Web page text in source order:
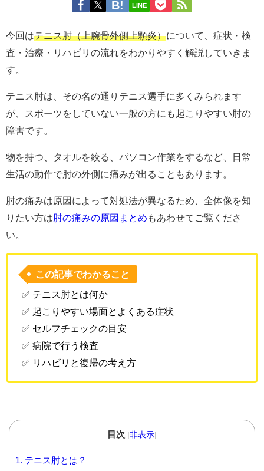
LINE
今回はテニス肘（上腕骨外側上顆炎）について、症状・検
査・治療・リハビリの流れをわかりやすく解説していきま
す。
テニス肘は、その名の通りテニス選手に多くみられます
が、スポーツをしていない一般の方にも起こりやすい肘の
障害です。
物を持つ、タオルを絞る、パソコン作業をするなど、日常
生活の動作で肘の外側に痛みが出ることもあります。
肘の痛みは原因によって対処法が異なるため、全体像を知
りたい方は肘の痛みの原因まとめ もあわせてご覧くださ
い。
この記事でわかること
✅ テニス肘とは何か
✅ 起こりやすい場面とよくある症状
✅ セルフチェックの目安
✅ 病院で行う検査
✅ リハビリと復帰の考え方
目次 [非表示]
1.
テニス肘とは？